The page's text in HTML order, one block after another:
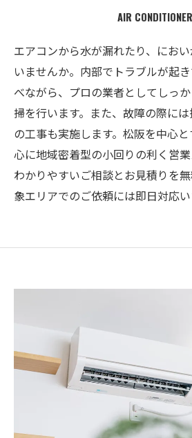
AIR CONDITIONER
エアコンから水が漏れたり、にお
いませんか。内部でトラブルが起
べながら、プロの業者としてしっ
掃を行います。また、故障の際に
の工事も実施します。松阪を中心
心に地域密着型の小回りの利く営
わかりやすいご相談とお見積りを
象エリアでのご依頼には即日対応い